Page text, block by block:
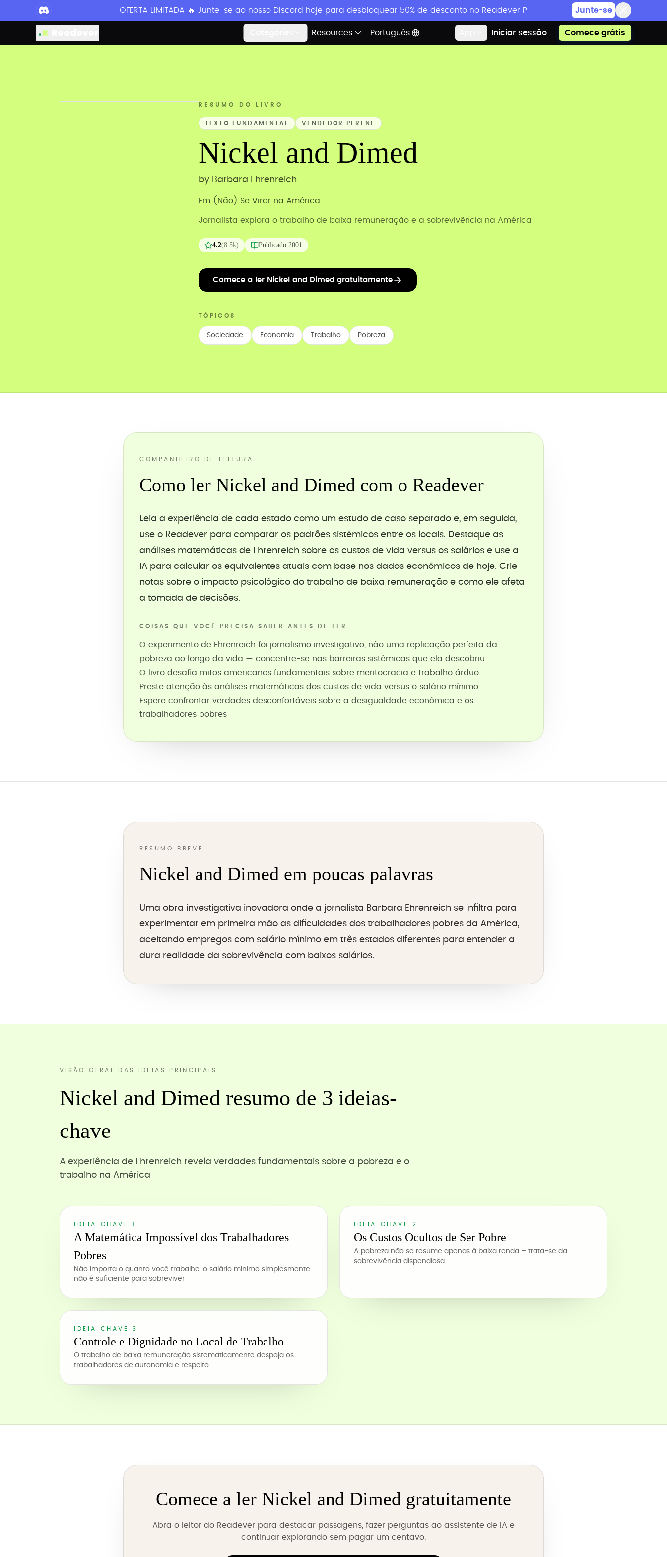
OFERTA LIMITADA 🔥 Junte-se ao nosso Discord hoje para desbloquear 50% de desconto no Readever PRO e eventos de leitura exclusivos
Junte-se
Resources Português Iniciar sessão Comece grátis
RESUMO DO LIVRO
TEXTO FUNDAMENTAL VENDEDOR PERENE
Nickel and Dimed
by Barbara Ehrenreich
Em (Não) Se Virar na América
Jornalista explora o trabalho de baixa remuneração e a sobrevivência na América
4.2(8.5k) Publicado 2001
Comece a ler Nickel and Dimed gratuitamente
TÓPICOS
Sociedade Economia Trabalho Pobreza
COMPANHEIRO DE LEITURA
Como ler Nickel and Dimed com o Readever
Leia a experiência de cada estado como um estudo de caso separado e, em seguida,
use o Readever para comparar os padrões sistêmicos entre os locais. Destaque as
análises matemáticas de Ehrenreich sobre os custos de vida versus os salários e use a
IA para calcular os equivalentes atuais com base nos dados econômicos de hoje. Crie
notas sobre o impacto psicológico do trabalho de baixa remuneração e como ele afeta
a tomada de decisões.
COISAS QUE VOCÊ PRECISA SABER ANTES DE LER
O experimento de Ehrenreich foi jornalismo investigativo, não uma replicação perfeita da
pobreza ao longo da vida — concentre-se nas barreiras sistêmicas que ela descobriu
O livro desafia mitos americanos fundamentais sobre meritocracia e trabalho árduo
Preste atenção às análises matemáticas dos custos de vida versus o salário mínimo
Espere confrontar verdades desconfortáveis sobre a desigualdade econômica e os
trabalhadores pobres
RESUMO BREVE
Nickel and Dimed em poucas palavras
Uma obra investigativa inovadora onde a jornalista Barbara Ehrenreich se infiltra para
experimentar em primeira mão as dificuldades dos trabalhadores pobres da América,
aceitando empregos com salário mínimo em três estados diferentes para entender a
dura realidade da sobrevivência com baixos salários.
VISÃO GERAL DAS IDEIAS PRINCIPAIS
Nickel and Dimed resumo de 3 ideias-
chave
A experiência de Ehrenreich revela verdades fundamentais sobre a pobreza e o
trabalho na América
IDEIA CHAVE 1
A Matemática Impossível dos Trabalhadores
Pobres
Não importa o quanto você trabalhe, o salário mínimo simplesmente
não é suficiente para sobreviver
IDEIA CHAVE 2
Os Custos Ocultos de Ser Pobre
A pobreza não se resume apenas à baixa renda – trata-se da
sobrevivência dispendiosa
IDEIA CHAVE 3
Controle e Dignidade no Local de Trabalho
O trabalho de baixa remuneração sistematicamente despoja os
trabalhadores de autonomia e respeito
Comece a ler Nickel and Dimed gratuitamente
Abra o leitor do Readever para destacar passagens, fazer perguntas ao assistente de IA e
continuar explorando sem pagar um centavo.